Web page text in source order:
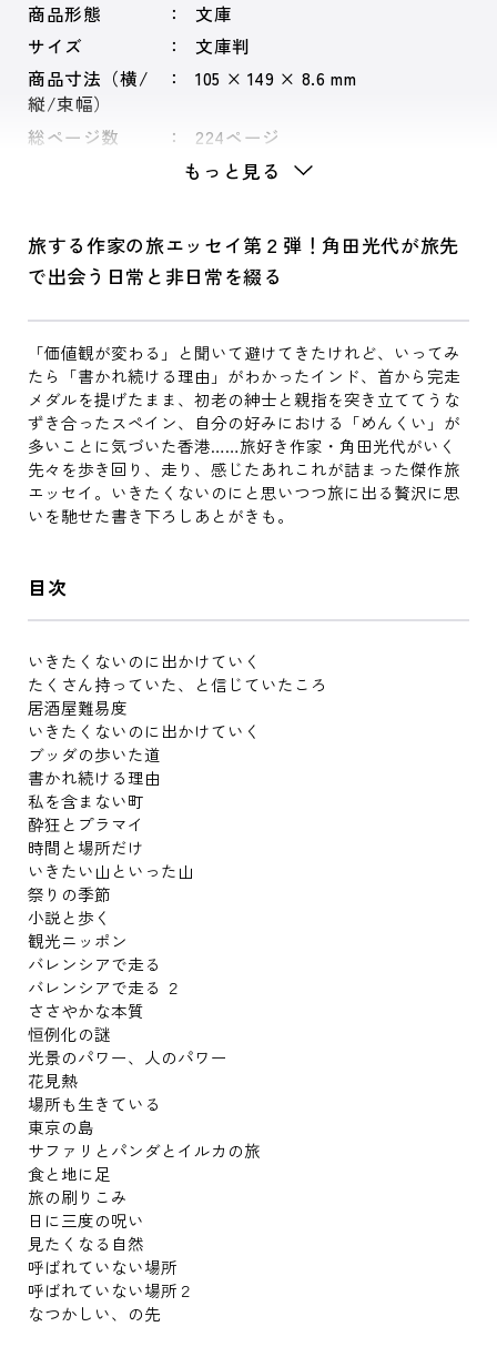
商品形態
文庫
サイズ
文庫判
商品寸法（横/
縦/束幅）
105 × 149 × 8.6 mm
総ページ数 224ページ
もっと見る
旅する作家の旅エッセイ第２弾！角田光代が旅先
で出会う日常と非日常を綴る
「価値観が変わる」と聞いて避けてきたけれど、いってみ
たら「書かれ続ける理由」がわかったインド、首から完走
メダルを提げたまま、初老の紳士と親指を突き立ててうな
ずき合ったスペイン、自分の好みにおける「めんくい」が
多いことに気づいた香港……旅好き作家・角田光代がいく
先々を歩き回り、走り、感じたあれこれが詰まった傑作旅
エッセイ。いきたくないのにと思いつつ旅に出る贅沢に思
いを馳せた書き下ろしあとがきも。
目次
いきたくないのに出かけていく
たくさん持っていた、と信じていたころ
居酒屋難易度
いきたくないのに出かけていく
ブッダの歩いた道
書かれ続ける理由
私を含まない町
酔狂とプラマイ
時間と場所だけ
いきたい山といった山
祭りの季節
小説と歩く
観光ニッポン
バレンシアで走る
バレンシアで走る ２
ささやかな本質
恒例化の謎
光景のパワー、人のパワー
花見熱
場所も生きている
東京の島
サファリとパンダとイルカの旅
食と地に足
旅の刷りこみ
日に三度の呪い
見たくなる自然
呼ばれていない場所
呼ばれていない場所２
なつかしい、の先